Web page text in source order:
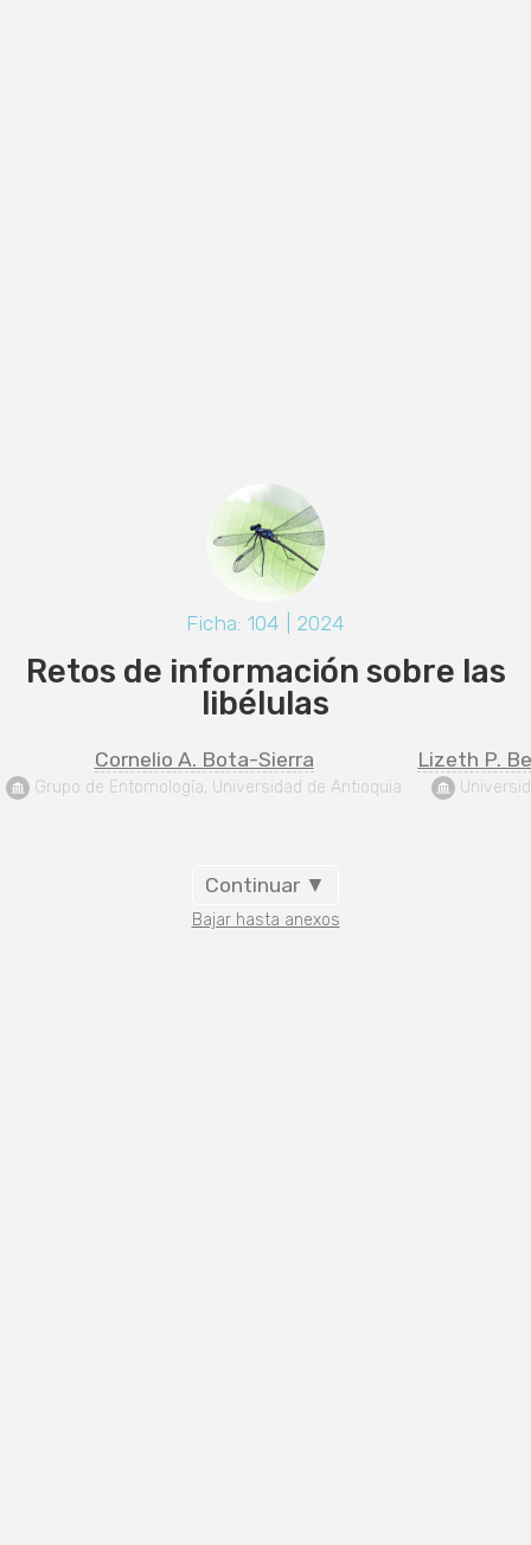
Ficha: 104 | 2024
Retos de información sobre las
libélulas
Cornelio A. Bota-Sierra
Grupo de Entomología, Universidad de Antioquia
Lizeth P.
Continuar ▼
Bajar hasta anexos